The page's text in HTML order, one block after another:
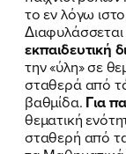
ΝΕΑ
ΕΛΑ
το εν λόγω
εκπαιδευτική
την «ύλη» σε
σταθερά από
βαθμίδα. Για
θεματική
σταθερή από